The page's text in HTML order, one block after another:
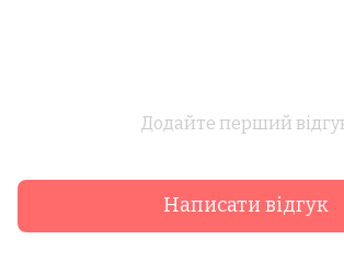
Додайте перший
Написати відгук